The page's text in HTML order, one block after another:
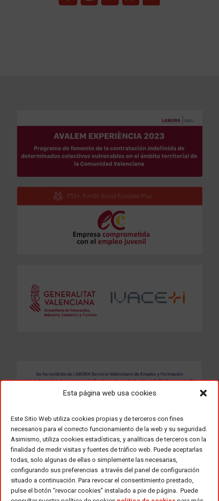
Esta página web usa cookies
Este Sitio Web utiliza cookies propias y de terceros con fines
necesarios para el correcto funcionamiento de la web y su seguridad.
Asimismo, utiliza cookies estadísticas, y analíticas de terceros con la
finalidad de medir visitas y fuentes de tráfico web. Puede aceptarlas
todas, solo algunas de ellas o simplemente las necesarias,
configurando sus preferencias a través del panel de configuración
situado a continuación. Para revocar el consentimiento prestado,
pulse el botón “revocar cookies” instalado a pie de página. Puede